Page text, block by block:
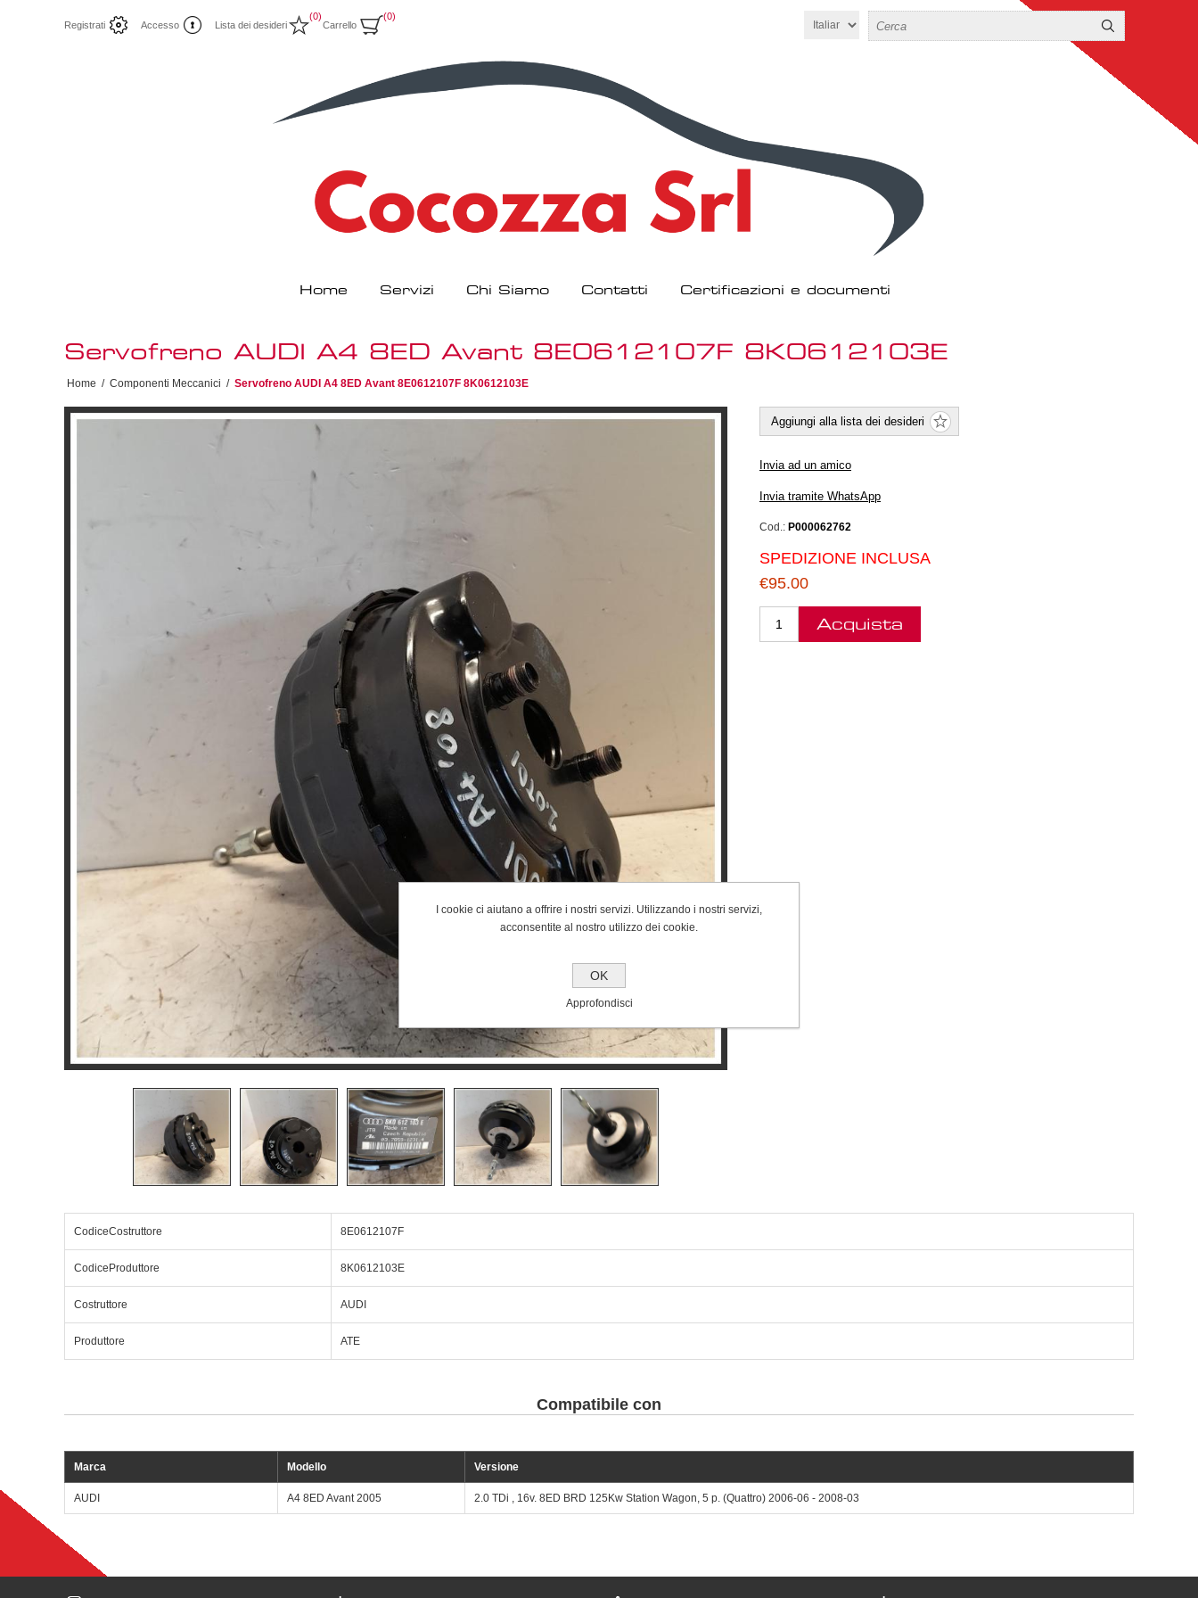
Registrati Accesso Lista dei desideri
(0)
Carrello
(0)
Home Servizi Chi Siamo Contatti Certificazioni e documenti
Servofreno AUDI A4 8ED Avant 8E0612107F 8K0612103E
Home / Componenti Meccanici / Servofreno AUDI A4 8ED Avant 8E0612107F 8K0612103E
Aggiungi alla lista dei desideri
Invia ad un amico
Invia tramite WhatsApp
Cod.: P000062762
SPEDIZIONE INCLUSA
€95.00
Acquista
CodiceCostruttore 8E0612107F
CodiceProduttore 8K0612103E
Costruttore AUDI
Produttore ATE
Compatibile con
Marca Modello Versione
AUDI A4 8ED Avant 2005 2.0 TDi , 16v. 8ED BRD 125Kw Station Wagon, 5 p. (Quattro) 2006-06 - 2008-03
I cookie ci aiutano a offrire i nostri servizi. Utilizzando i nostri servizi,
acconsentite al nostro utilizzo dei cookie.
OK
Approfondisci